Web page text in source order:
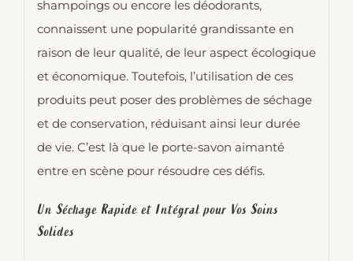
shampoings ou encore les déodorants,
connaissent une popularité grandissante en
raison de leur qualité, de leur aspect écologique
et économique. Toutefois, l’utilisation de ces
produits peut poser des problèmes de séchage
et de conservation, réduisant ainsi leur durée
de vie. C’est là que le porte-savon aimanté
entre en scène pour résoudre ces défis.
Un Séchage Rapide et Intégral pour Vos Soins
Solides